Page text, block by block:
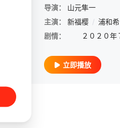
名冢佳织 / 风间万裕子
导演：
山元隼一
主演：
新福樱 / 浦和希
剧情：
立即播放